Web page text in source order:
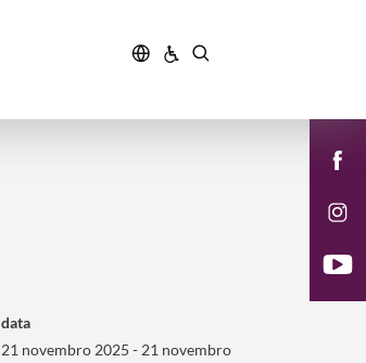
data
21 novembro 2025 - 21 novembro